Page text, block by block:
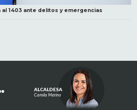
al 1403 ante delitos y emergencias
ALCALDESA
Camila Merino